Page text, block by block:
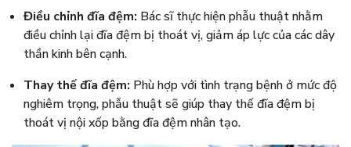
Điều chỉnh đĩa đệm: Bác sĩ thực hiện phẫu thuật nhằm
điều chỉnh lại đĩa đệm bị thoát vị, giảm áp lực của các dây
thần kinh bên cạnh.
Thay thế đĩa đệm: Phù hợp với tình trạng bệnh ở mức độ
nghiêm trọng, phẫu thuật sẽ giúp thay thế đĩa đệm bị
thoát vị nội xốp bằng đĩa đệm nhân tạo.